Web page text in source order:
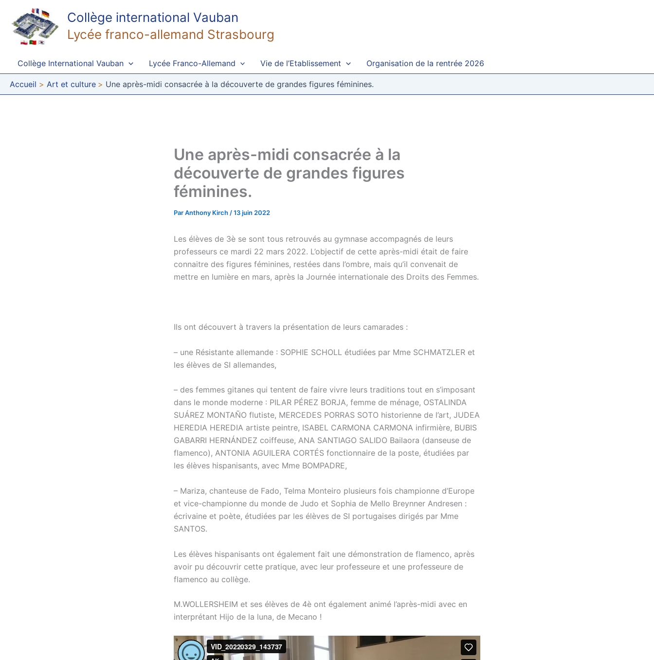
contenu
Collège international Vauban
Lycée franco-allemand Strasbourg
Collège International Vauban Lycée Franco-Allemand Vie de l’Etablissement Organisation de la rentrée 2026
Accueil Art et culture Une après-midi consacrée à la découverte de grandes figures féminines.
Une après-midi consacrée à la
découverte de grandes figures
féminines.
ParAnthony Kirch /13 juin 2022
Les élèves de 3è se sont tous retrouvés au gymnase accompagnés de leurs
professeurs ce mardi 22 mars 2022. L’objectif de cette après-midi était de faire
connaitre des figures féminines, restées dans l’ombre, mais qu’il convenait de
mettre en lumière en mars, après la Journée internationale des Droits des Femmes.
Ils ont découvert à travers la présentation de leurs camarades :
– une Résistante allemande : SOPHIE SCHOLL étudiées par Mme SCHMATZLER et
les élèves de SI allemandes,
– des femmes gitanes qui tentent de faire vivre leurs traditions tout en s’imposant
dans le monde moderne : PILAR PÉREZ BORJA, femme de ménage, OSTALINDA
SUÁREZ MONTAÑO flutiste, MERCEDES PORRAS SOTO historienne de l’art, JUDEA
HEREDIA HEREDIA artiste peintre, ISABEL CARMONA CARMONA infirmière, BUBIS
GABARRI HERNÁNDEZ coiffeuse, ANA SANTIAGO SALIDO Bailaora (danseuse de
flamenco), ANTONIA AGUILERA CORTÉS fonctionnaire de la poste, étudiées par
les élèves hispanisants, avec Mme BOMPADRE,
– Mariza, chanteuse de Fado, Telma Monteiro plusieurs fois championne d’Europe
et vice-championne du monde de Judo et Sophia de Mello Breynner Andresen :
écrivaine et poète, étudiées par les élèves de SI portugaises dirigés par Mme
SANTOS.
Les élèves hispanisants ont également fait une démonstration de flamenco, après
avoir pu découvrir cette pratique, avec leur professeure et une professeure de
flamenco au collège.
M.WOLLERSHEIM et ses élèves de 4è ont également animé l’après-midi avec en
interprétant Hijo de la luna, de Mecano !